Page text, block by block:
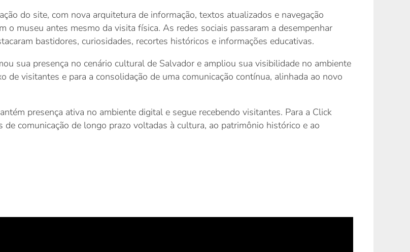
do site, com nova arquitetura de informação, textos atualizados e navegação
museu antes mesmo da visita física. As redes sociais passaram a desempenhar
bastidores, curiosidades, recortes históricos e informações educativas.
sua presença no cenário cultural de Salvador e ampliou sua visibilidade no ambiente
visitantes e para a consolidação de uma comunicação contínua, alinhada ao novo
presença ativa no ambiente digital e segue recebendo visitantes. Para a Click
comunicação de longo prazo voltadas à cultura, ao patrimônio histórico e ao